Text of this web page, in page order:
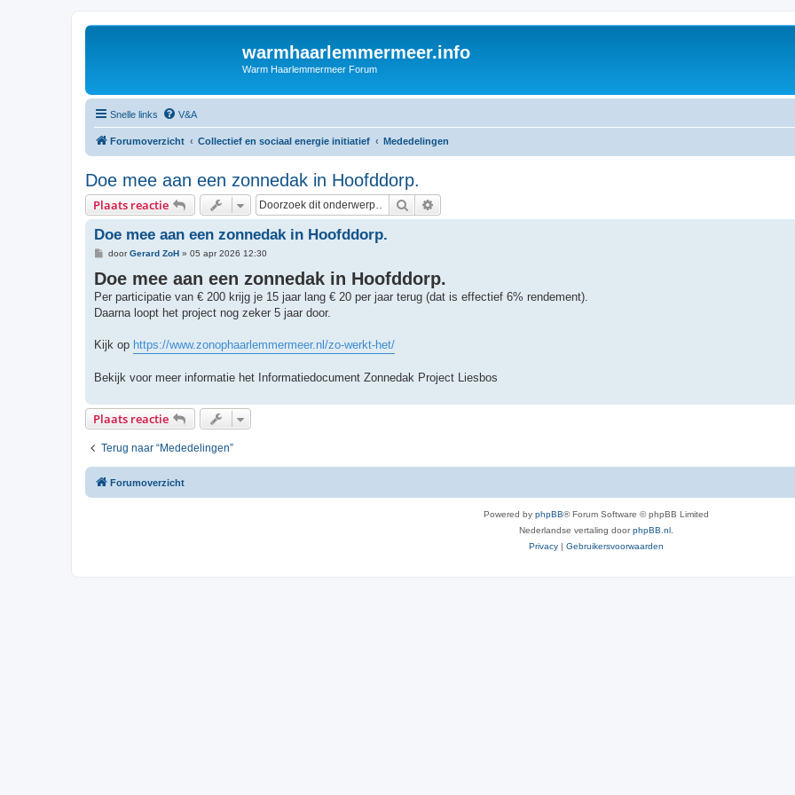
warmhaarlemmermeer.info
Warm Haarlemmermeer Forum
Snelle links V&A
Forumoverzicht Collectief en sociaal energie initiatief Mededelingen
Doe mee aan een zonnedak in Hoofddorp.
Plaats reactie Zoek
Doe mee aan een zonnedak in Hoofddorp.
B
r
i
c
t
doorGerard ZoH» 05 apr 2026 12:30
Doe mee aan een zonnedak in Hoofddorp.
Per participatie van € 200 krijg je 15 jaar lang € 20 per jaar terug (dat is effectief 6% rendement).
Daarna loopt het project nog zeker 5 jaar door.
Kijk op https://www.zonophaarlemmermeer.nl/zo-werkt-het/
Bekijk voor meer informatie het Informatiedocument Zonnedak Project Liesbos
Plaats reactie
Terug naar “Mededelingen”
Forumoverzicht
Powered by phpBB® Forum Software © phpBB Limited
Nederlandse vertaling doorphpBB.nl
Privacy | Gebruikersvoorwaarden